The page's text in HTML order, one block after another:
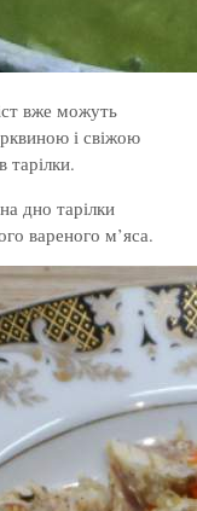
вже можуть
і свіжою
дно тарілки
вареного м’яса.